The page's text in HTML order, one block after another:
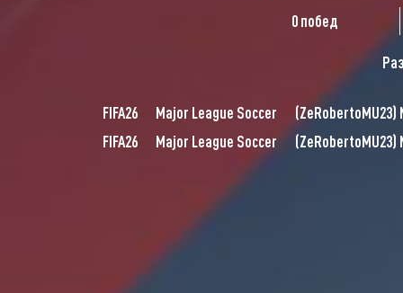
0 побед
FIFA26 Major League Soccer (ZeRobertoMU23)
FIFA26
Major League Soccer (ZeRobertoMU23)